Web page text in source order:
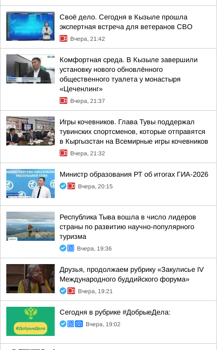
Своё дело. Сегодня в Кызыле прошла
экспертная встреча для ветеранов СВО
Вчера, 21:42
Комфортная среда. В Кызыле завершили
установку нового обновлённого
общественного туалета у монастыря
«Цеченлинг»
Вчера, 21:37
Игры кочевников. Глава Тувы поддержал
тувинских спортсменов, которые отправятся
в Кыргызстан на Всемирные игры кочевников
Вчера, 21:32
Министр образования РТ об итогах ГИА-2026
Вчера, 20:15
Республика Тыва вошла в число лидеров
страны по развитию научно-популярного
туризма
Вчера, 19:36
Друзья, продолжаем рубрику «Закулисье IV
Международного буддийского форума»
Вчера, 19:21
Сегодня в рубрике #ДобрыеДела:
Вчера, 19:02